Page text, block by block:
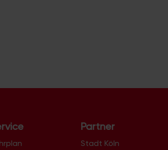
Partner
Stadt Köln